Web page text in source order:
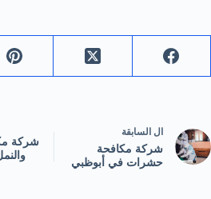
ال السابقة
شركة مكافحة
حشرات في أبوظبي
شركة